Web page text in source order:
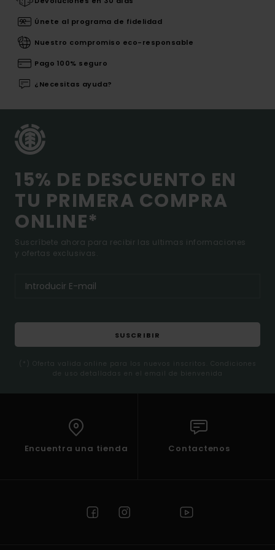
Únete al programa de fidelidad
Nuestro compromiso eco-responsable
Pago 100% seguro
¿Necesitas ayuda?
15% DE DESCUENTO EN
TU PRIMERA COMPRA
ONLINE*
Suscríbete ahora para recibir las ultimas informaciones
y ofertas exclusivas.
SUSCRIBIR
(*) Oferta valida online para los nuevos inscritos. Condiciones
de uso detalladas en el email de bienvenida
Encuentra una tienda Contactenos